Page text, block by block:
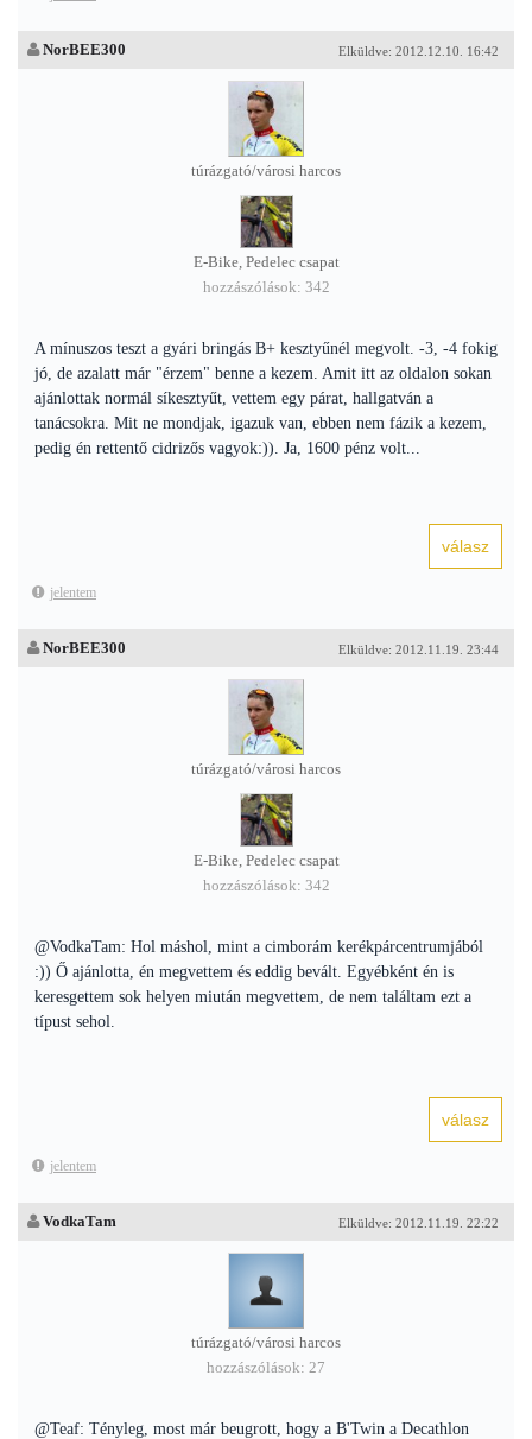
Elküldve: 2012.12.10. 16:42
NorBEE300
túrázgató/városi harcos
E-Bike, Pedelec csapat
hozzászólások: 342
A mínuszos teszt a gyári bringás B+ kesztyűnél megvolt. -3, -4 fokig
jó, de azalatt már "érzem" benne a kezem. Amit itt az oldalon sokan
ajánlottak normál síkesztyűt, vettem egy párat, hallgatván a
tanácsokra. Mit ne mondjak, igazuk van, ebben nem fázik a kezem,
pedig én rettentő cidrizős vagyok:)). Ja, 1600 pénz volt...
jelentem
Elküldve: 2012.11.19. 23:44
NorBEE300
túrázgató/városi harcos
E-Bike, Pedelec csapat
hozzászólások: 342
@VodkaTam: Hol máshol, mint a cimborám kerékpárcentrumjából
:)) Ő ajánlotta, én megvettem és eddig bevált. Egyébként én is
keresgettem sok helyen miután megvettem, de nem találtam ezt a
típust sehol.
jelentem
Elküldve: 2012.11.19. 22:22
VodkaTam
túrázgató/városi harcos
hozzászólások: 27
@Teaf: Tényleg, most már beugrott, hogy a B'Twin a Decathlon